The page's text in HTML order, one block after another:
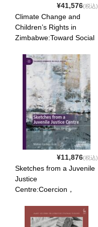
¥41,576(税込)
Climate Change and
Children’s Rights in
Zimbabwe:Toward Social
Interventions. . 2026.
ISBN: 9789819560042
¥11,876(税込)
Sketches from a Juvenile
Justice
Centre:Coercion，
Emancipation. . 2026.
ISBN: 9783032176912